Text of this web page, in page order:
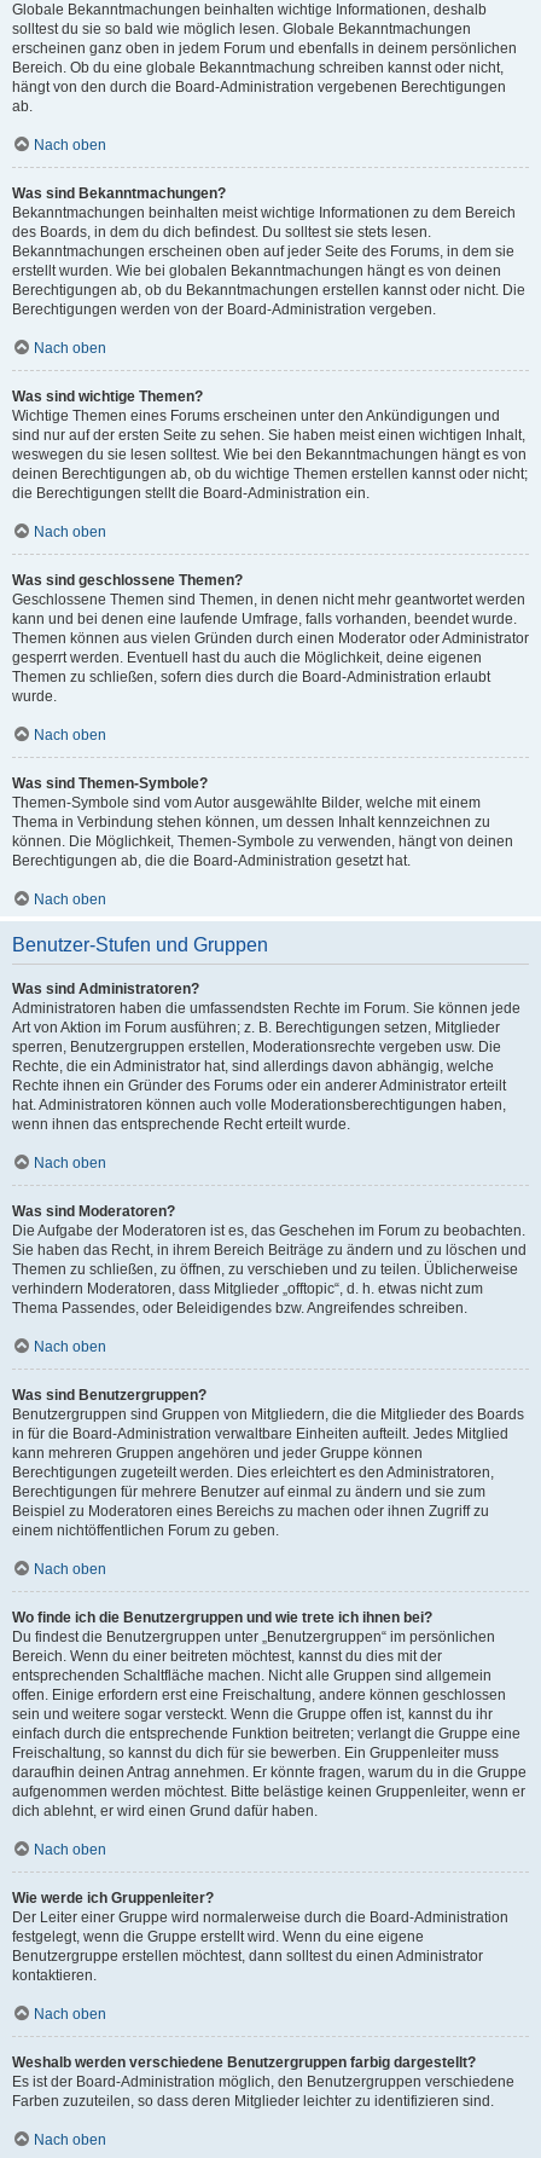
Globale Bekanntmachungen beinhalten wichtige Informationen, deshalb
solltest du sie so bald wie möglich lesen. Globale Bekanntmachungen
erscheinen ganz oben in jedem Forum und ebenfalls in deinem persönlichen
Bereich. Ob du eine globale Bekanntmachung schreiben kannst oder nicht,
hängt von den durch die Board-Administration vergebenen Berechtigungen
ab.
Nach oben
Was sind Bekanntmachungen?
Bekanntmachungen beinhalten meist wichtige Informationen zu dem Bereich
des Boards, in dem du dich befindest. Du solltest sie stets lesen.
Bekanntmachungen erscheinen oben auf jeder Seite des Forums, in dem sie
erstellt wurden. Wie bei globalen Bekanntmachungen hängt es von deinen
Berechtigungen ab, ob du Bekanntmachungen erstellen kannst oder nicht. Die
Berechtigungen werden von der Board-Administration vergeben.
Nach oben
Was sind wichtige Themen?
Wichtige Themen eines Forums erscheinen unter den Ankündigungen und
sind nur auf der ersten Seite zu sehen. Sie haben meist einen wichtigen Inhalt,
weswegen du sie lesen solltest. Wie bei den Bekanntmachungen hängt es von
deinen Berechtigungen ab, ob du wichtige Themen erstellen kannst oder nicht;
die Berechtigungen stellt die Board-Administration ein.
Nach oben
Was sind geschlossene Themen?
Geschlossene Themen sind Themen, in denen nicht mehr geantwortet werden
kann und bei denen eine laufende Umfrage, falls vorhanden, beendet wurde.
Themen können aus vielen Gründen durch einen Moderator oder Administrator
gesperrt werden. Eventuell hast du auch die Möglichkeit, deine eigenen
Themen zu schließen, sofern dies durch die Board-Administration erlaubt
wurde.
Nach oben
Was sind Themen-Symbole?
Themen-Symbole sind vom Autor ausgewählte Bilder, welche mit einem
Thema in Verbindung stehen können, um dessen Inhalt kennzeichnen zu
können. Die Möglichkeit, Themen-Symbole zu verwenden, hängt von deinen
Berechtigungen ab, die die Board-Administration gesetzt hat.
Nach oben
Benutzer-Stufen und Gruppen
Was sind Administratoren?
Administratoren haben die umfassendsten Rechte im Forum. Sie können jede
Art von Aktion im Forum ausführen; z. B. Berechtigungen setzen, Mitglieder
sperren, Benutzergruppen erstellen, Moderationsrechte vergeben usw. Die
Rechte, die ein Administrator hat, sind allerdings davon abhängig, welche
Rechte ihnen ein Gründer des Forums oder ein anderer Administrator erteilt
hat. Administratoren können auch volle Moderationsberechtigungen haben,
wenn ihnen das entsprechende Recht erteilt wurde.
Nach oben
Was sind Moderatoren?
Die Aufgabe der Moderatoren ist es, das Geschehen im Forum zu beobachten.
Sie haben das Recht, in ihrem Bereich Beiträge zu ändern und zu löschen und
Themen zu schließen, zu öffnen, zu verschieben und zu teilen. Üblicherweise
verhindern Moderatoren, dass Mitglieder „offtopic“, d. h. etwas nicht zum
Thema Passendes, oder Beleidigendes bzw. Angreifendes schreiben.
Nach oben
Was sind Benutzergruppen?
Benutzergruppen sind Gruppen von Mitgliedern, die die Mitglieder des Boards
in für die Board-Administration verwaltbare Einheiten aufteilt. Jedes Mitglied
kann mehreren Gruppen angehören und jeder Gruppe können
Berechtigungen zugeteilt werden. Dies erleichtert es den Administratoren,
Berechtigungen für mehrere Benutzer auf einmal zu ändern und sie zum
Beispiel zu Moderatoren eines Bereichs zu machen oder ihnen Zugriff zu
einem nichtöffentlichen Forum zu geben.
Nach oben
Wo finde ich die Benutzergruppen und wie trete ich ihnen bei?
Du findest die Benutzergruppen unter „Benutzergruppen“ im persönlichen
Bereich. Wenn du einer beitreten möchtest, kannst du dies mit der
entsprechenden Schaltfläche machen. Nicht alle Gruppen sind allgemein
offen. Einige erfordern erst eine Freischaltung, andere können geschlossen
sein und weitere sogar versteckt. Wenn die Gruppe offen ist, kannst du ihr
einfach durch die entsprechende Funktion beitreten; verlangt die Gruppe eine
Freischaltung, so kannst du dich für sie bewerben. Ein Gruppenleiter muss
daraufhin deinen Antrag annehmen. Er könnte fragen, warum du in die Gruppe
aufgenommen werden möchtest. Bitte belästige keinen Gruppenleiter, wenn er
dich ablehnt, er wird einen Grund dafür haben.
Nach oben
Wie werde ich Gruppenleiter?
Der Leiter einer Gruppe wird normalerweise durch die Board-Administration
festgelegt, wenn die Gruppe erstellt wird. Wenn du eine eigene
Benutzergruppe erstellen möchtest, dann solltest du einen Administrator
kontaktieren.
Nach oben
Weshalb werden verschiedene Benutzergruppen farbig dargestellt?
Es ist der Board-Administration möglich, den Benutzergruppen verschiedene
Farben zuzuteilen, so dass deren Mitglieder leichter zu identifizieren sind.
Nach oben